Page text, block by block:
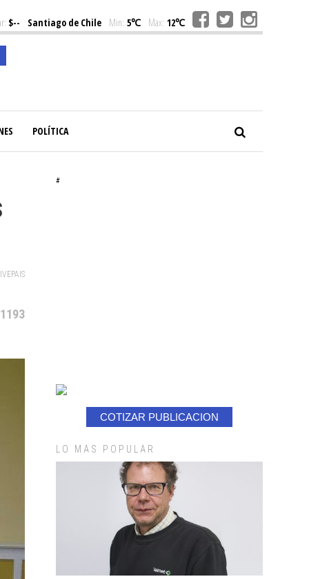
$-- Santiago de Chile Min: 5℃ Max: 12℃
POLÍTICA
#
COTIZAR PUBLICACION
LO MAS POPULAR